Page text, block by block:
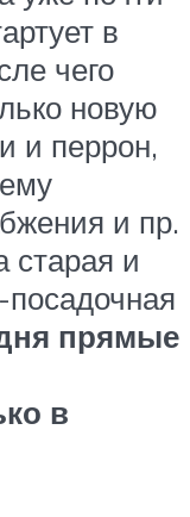
в
чего
новую
и перрон,
и пр.
старая и
прямые
в